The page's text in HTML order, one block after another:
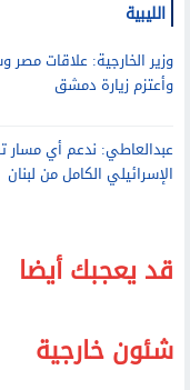
وزير الخارجية: قطعنا
الليبية
وزير الخارجية: علاقات
وأعتزم زيارة دمشق
الإسرائيلي الكامل من لبنان
قد يعجبك أيضا